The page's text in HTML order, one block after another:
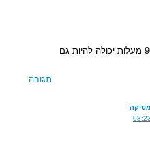
היי מקבילית שבה יש זווית 90 מעלות יכולה להיות גם
תגובה